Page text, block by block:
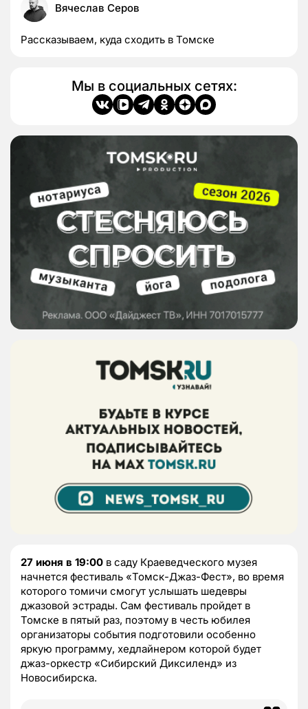
Вячеслав Серов
Рассказываем, куда сходить в Томске
Мы в социальных сетях:
27 июня в 19:00 в саду Краеведческого музея
начнется фестиваль «Томск-Джаз-Фест», во время
которого томичи смогут услышать шедевры
джазовой эстрады. Сам фестиваль пройдет в
Томске в пятый раз, поэтому в честь юбилея
организаторы события подготовили особенно
яркую программу, хедлайнером которой будет
джаз-оркестр «Сибирский Диксиленд» из
Новосибирска.